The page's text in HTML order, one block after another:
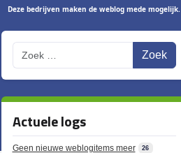
Deze bedrijven maken de weblog mede mogelijk.
Actuele logs
Geen nieuwe weblogitems meer 26